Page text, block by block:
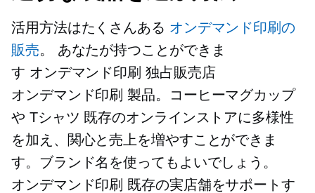
活用方法はたくさんある オンデマンド印刷の
販売。 あなたが持つことができま
す オンデマンド印刷 独占販売店
オンデマンド印刷 製品。コーヒーマグカップ
や Tシャツ 既存のオンラインストアに多様性
を加え、関心と売上を増やすことができま
す。ブランド名を使ってもよいでしょう。
オンデマンド印刷 既存の実店舗をサポートす